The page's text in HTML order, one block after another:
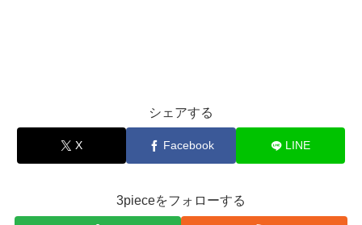
シェアする
X Facebook LINE
3pieceをフォローする